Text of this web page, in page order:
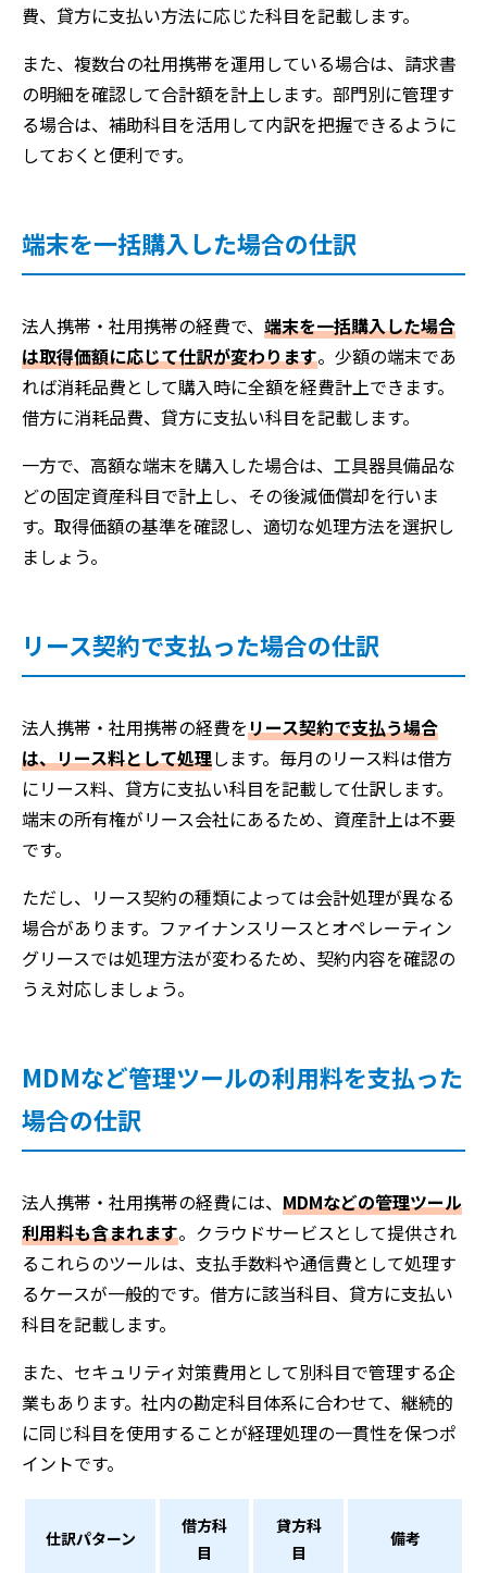
費、貸方に支払い方法に応じた科目を記載します。
また、複数台の社用携帯を運用している場合は、請求書
の明細を確認して合計額を計上します。部門別に管理す
る場合は、補助科目を活用して内訳を把握できるように
しておくと便利です。
端末を一括購入した場合の仕訳
法人携帯・社用携帯の経費で、 端末を一括購入した場合
は取得価額に応じて仕訳が変わります。少額の端末であ
れば消耗品費として購入時に全額を経費計上できます。
借方に消耗品費、貸方に支払い科目を記載します。
一方で、高額な端末を購入した場合は、工具器具備品な
どの固定資産科目で計上し、その後減価償却を行いま
す。取得価額の基準を確認し、適切な処理方法を選択し
ましょう。
リース契約で支払った場合の仕訳
法人携帯・社用携帯の経費をリース契約で支払う場合
は、リース料として処理します。毎月のリース料は借方
にリース料、貸方に支払い科目を記載して仕訳します。
端末の所有権がリース会社にあるため、資産計上は不要
です。
ただし、リース契約の種類によっては会計処理が異なる
場合があります。ファイナンスリースとオペレーティン
グリースでは処理方法が変わるため、契約内容を確認の
うえ対応しましょう。
MDMなど管理ツールの利用料を支払った
場合の仕訳
法人携帯・社用携帯の経費には、 MDMなどの管理ツール
利用料も含まれます。クラウドサービスとして提供され
るこれらのツールは、支払手数料や通信費として処理す
るケースが一般的です。借方に該当科目、貸方に支払い
科目を記載します。
また、セキュリティ対策費用として別科目で管理する企
業もあります。社内の勘定科目体系に合わせて、継続的
に同じ科目を使用することが経理処理の一貫性を保つポ
イントです。
仕訳パターン
借方科
目
貸方科
目
備考